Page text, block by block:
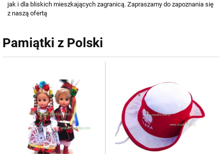
jak i dla bliskich mieszkających zagranicą. Zapraszamy do zapoznania się
z naszą ofertą
Pamiątki z Polski